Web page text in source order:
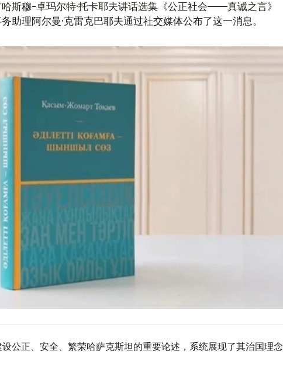
哈斯穆-卓玛尔特·托卡耶夫讲话选集《公正社会——真诚之言》
助理阿尔曼·克雷克巴耶夫通过社交媒体公布了这一消息。
公正、安全、繁荣哈萨克斯坦的重要论述，系统展现了其治国理念